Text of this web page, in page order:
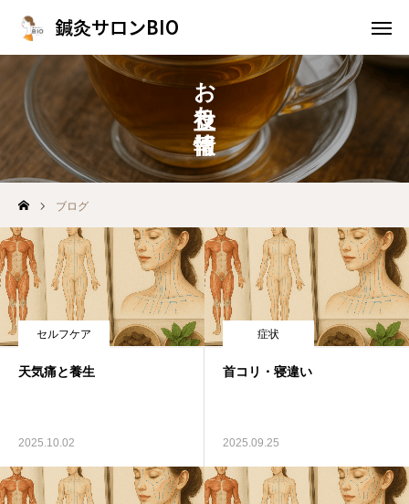
鍼灸サロンBIO
お役立ち情報
ブログ
セルフケア
天気痛と養生
2025.10.02
症状
首コリ・寝違い
2025.09.25
鍼灸サロンBIO
WEB予約 問い合わせ
施術案内 アクセス
トップページ
当院について
ブログ
アクセス
漢方薬について